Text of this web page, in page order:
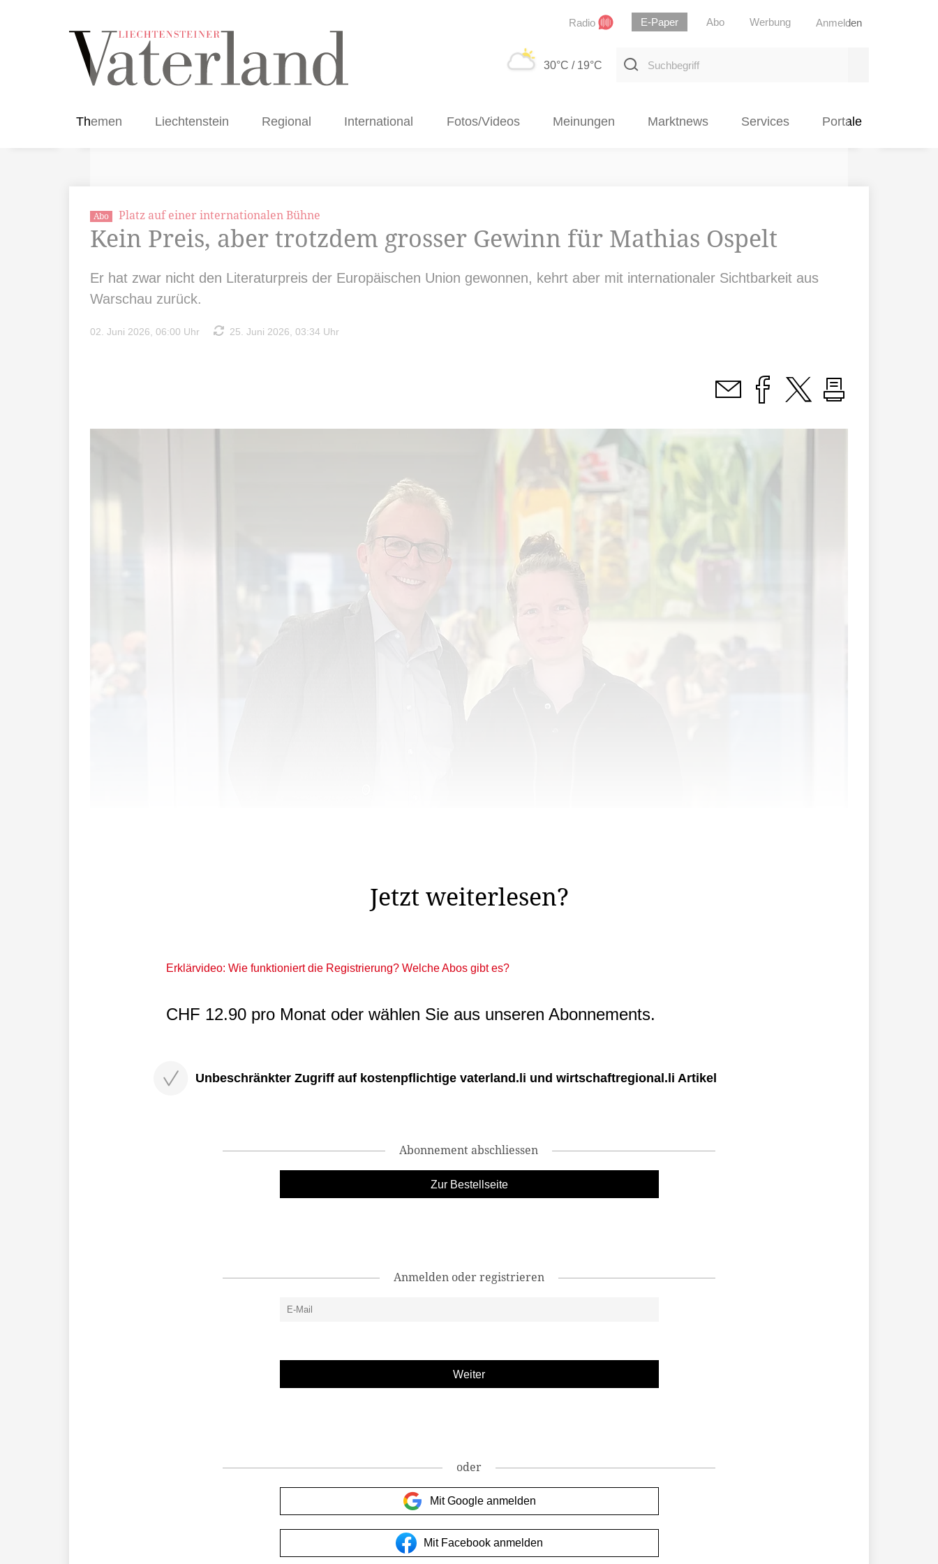
Radio E-Paper Abo Werbung Anmelden
30°C / 19°C
Suchbegriff
Themen Liechtenstein Regional International Fotos/Videos Meinungen Marktnews Services Portale
Abo Platz auf einer internationalen Bühne
Kein Preis, aber trotzdem grosser Gewinn für Mathias Ospelt
Er hat zwar nicht den Literaturpreis der Europäischen Union gewonnen, kehrt aber mit internationaler Sichtbarkeit aus
Warschau zurück.
02. Juni 2026, 06:00 Uhr 25. Juni 2026, 03:34 Uhr
Jetzt weiterlesen?
Erklärvideo: Wie funktioniert die Registrierung? Welche Abos gibt es?
CHF 12.90 pro Monat oder wählen Sie aus unseren Abonnements.
Unbeschränkter Zugriff auf kostenpflichtige vaterland.li und wirtschaftregional.li Artikel
Abonnement abschliessen
Zur Bestellseite
Anmelden oder registrieren
oder
Mit Google anmelden
Mit Facebook anmelden